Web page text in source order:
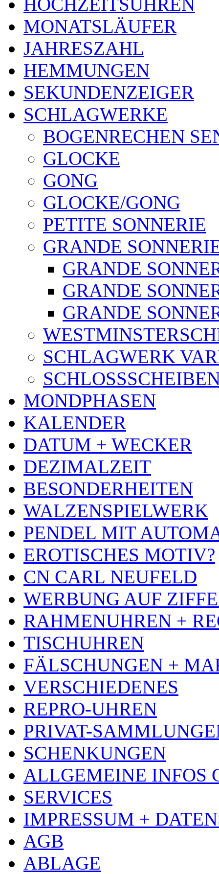
MONATSLÄUFER
JAHRESZAHL
HEMMUNGEN
SEKUNDENZEIGER
SCHLAGWERKE
BOGENRECHEN
GLOCKE
GONG
GLOCKE/GONG
PETITE SONNERIE
GRANDE
GRANDE
GRANDE
GRANDE
SCHLAGWERK
MONDPHASEN
KALENDER
DATUM + WECKER
DEZIMALZEIT
BESONDERHEITEN
WALZENSPIELWERK
PENDEL MIT
EROTISCHES MOTIV?
CN CARL NEUFELD
WERBUNG AUF
RAHMENUHREN +
TISCHUHREN
FÄLSCHUNGEN +
VERSCHIEDENES
REPRO-UHREN
PRIVAT-
SCHENKUNGEN
ALLGEMEINE INFOS
SERVICES
IMPRESSUM +
AGB
ABLAGE